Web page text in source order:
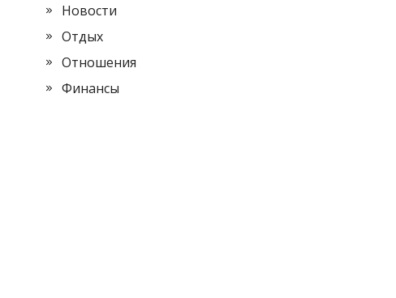
Новости
Отдых
Отношения
Финансы